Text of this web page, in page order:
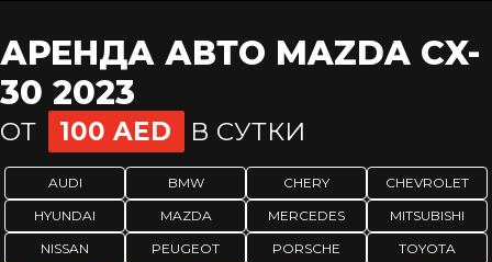
АРЕНДА АВТО MAZDA CX-
30 2023
ОТ 100 AED В СУТКИ
AUDI BMW CHERY
CHEVROLET
HYUNDAI
MAZDA MERCEDES
MITSUBISHI
NISSAN
PEUGEOT PORSCHE TOYOTA